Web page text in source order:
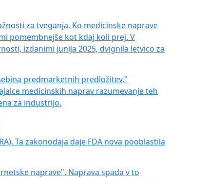
za tveganja. Ko medicinske naprave
pomembnejše kot kdaj koli prej. V
izdanimi junija 2025, dvignila letvico za
predmarketnih predložitev,"
medicinskih naprav razumevanje teh
za industrijo.
Ta zakonodaja daje FDA nova pooblastila
naprave". Naprava spada v to